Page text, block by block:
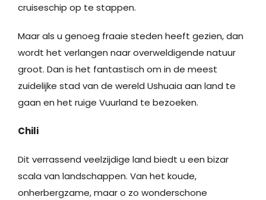
cruiseschip op te stappen.
Maar als u genoeg fraaie steden heeft gezien, dan
wordt het verlangen naar overweldigende natuur
groot. Dan is het fantastisch om in de meest
zuidelijke stad van de wereld Ushuaia aan land te
gaan en het ruige Vuurland te bezoeken.
Chili
Dit verrassend veelzijdige land biedt u een bizar
scala van landschappen. Van het koude,
onherbergzame, maar o zo wonderschone